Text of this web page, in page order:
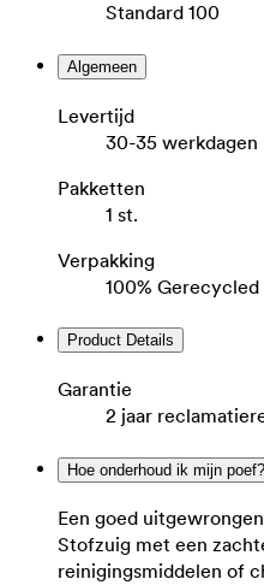
Standard 100
Algemeen
Levertijd
30-35 werkdagen
Pakketten
1 st.
Verpakking
100%
Product Details
Garantie
2 jaar
Hoe onderhoud ik mijn poef?
Een goed
Stofzuig met een
reinigingsmiddelen of